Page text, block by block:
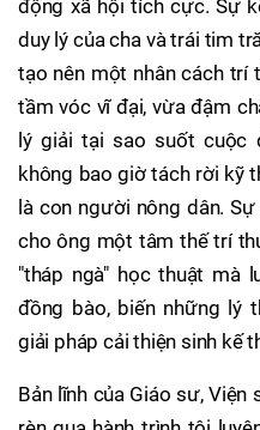
động xã hội tích cực. Sự
duy lý của cha và trái tim
tạo nên một nhân cách trí
tầm vóc vĩ đại, vừa đậm
lý giải tại sao suốt cuộc
không bao giờ tách rời kỹ
là con người nông dân.
cho ông một tâm thế trí
"tháp ngà" học thuật mà
đồng bào, biến những lý
giải pháp cải thiện sinh kế
Bản lĩnh của Giáo sư,